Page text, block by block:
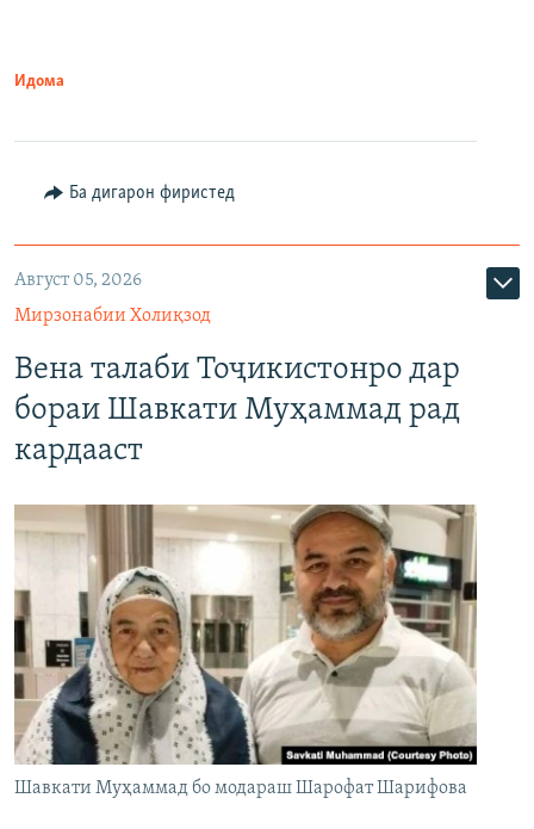
Идома
Ба дигарон фиристед
Август 05, 2026
Мирзонабии Холиқзод
Вена талаби Тоҷикистонро дар
бораи Шавкати Муҳаммад рад
кардааст
Шавкати Муҳаммад бо модараш Шарофат Шарифова